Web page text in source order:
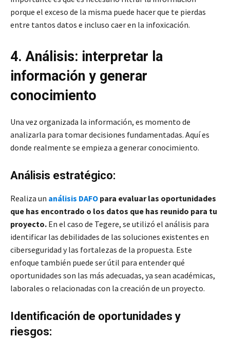
porque el exceso de la misma puede hacer que te pierdas
entre tantos datos e incluso caer en la infoxicación.
4. Análisis: interpretar la
información y generar
conocimiento
Una vez organizada la información, es momento de
analizarla para tomar decisiones fundamentadas. Aquí es
donde realmente se empieza a generar conocimiento.
Análisis estratégico:
Realiza un análisis DAFO para evaluar las oportunidades
que has encontrado o los datos que has reunido para tu
proyecto. En el caso de Tegere, se utilizó el análisis para
identificar las debilidades de las soluciones existentes en
ciberseguridad y las fortalezas de la propuesta. Este
enfoque también puede ser útil para entender qué
oportunidades son las más adecuadas, ya sean académicas,
laborales o relacionadas con la creación de un proyecto.
Identificación de oportunidades y
riesgos: